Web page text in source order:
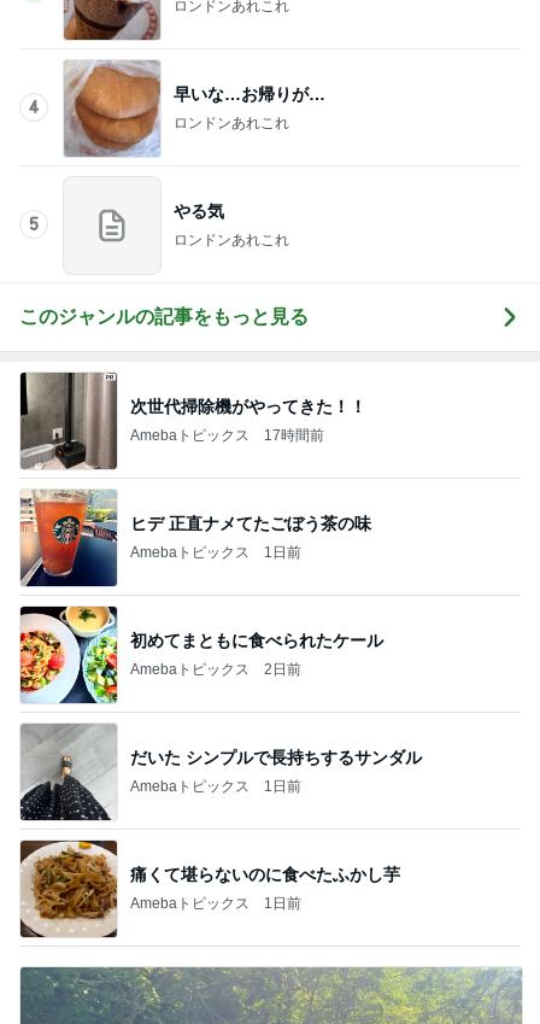
ロンドンあれこれ
4
早いな…お帰りが…
ロンドンあれこれ
5
やる気
ロンドンあれこれ
このジャンルの記事をもっと見る
次世代掃除機がやってきた！！
Amebaトピックス 17時間前
ヒデ 正直ナメてたごぼう茶の味
Amebaトピックス 1日前
初めてまともに食べられたケール
Amebaトピックス 2日前
だいた シンプルで長持ちするサンダル
Amebaトピックス 1日前
痛くて堪らないのに食べたふかし芋
Amebaトピックス 1日前